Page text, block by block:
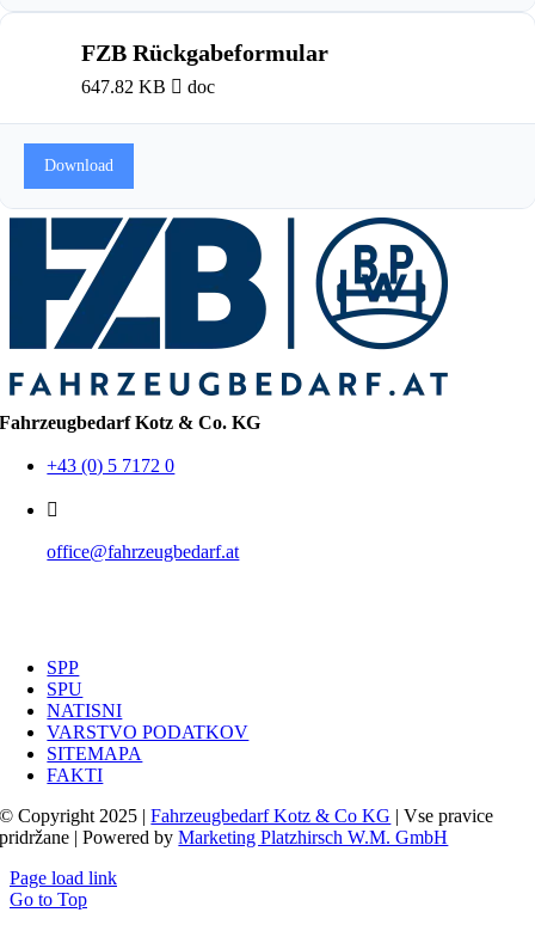
FZB Rückgabeformular
647.82 KB doc
Download
Fahrzeugbedarf Kotz & Co. KG
+43 (0) 5 7172 0
office@fahrzeugbedarf.at
SPP
SPU
NATISNI
VARSTVO PODATKOV
SITEMAPA
FAKTI
© Copyright 2025 |Fahrzeugbedarf Kotz & Co KG | Vse pravice
pridržane | Powered byMarketing Platzhirsch W.M. GmbH
Page load link
Go to Top